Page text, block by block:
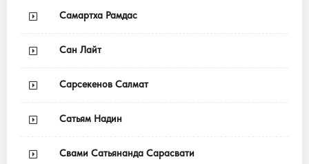
Самартха Рамдас
Сан Лайт
Сарсекенов Салмат
Сатьям Надин
Свами Сатьянанда Сарасвати